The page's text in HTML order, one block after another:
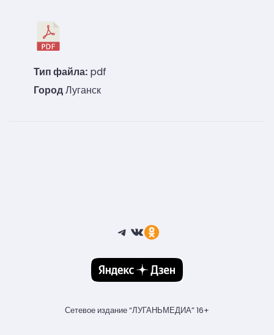
Тип файла: pdf
ГородЛуганск
Telegram
ВКонтакте
Ссылка
Сетевое издание “ЛУГАНЬМЕДИА” 16+